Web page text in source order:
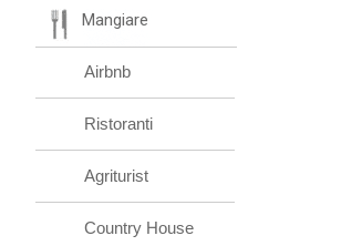
Mangiare
Airbnb
Ristoranti
Agriturist
Country House